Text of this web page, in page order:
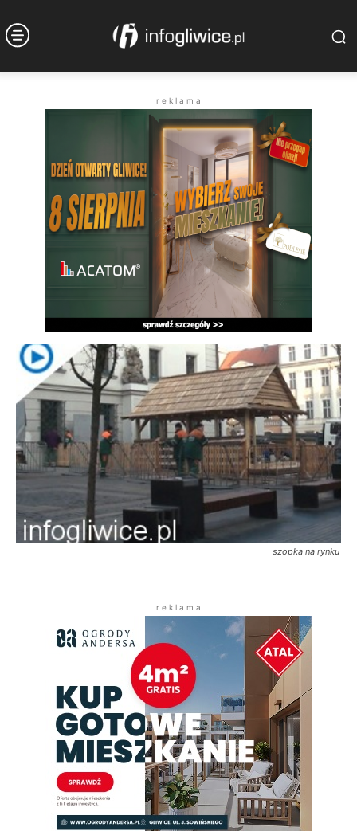
r e k l a m a
szopka na rynku
r e k l a m a